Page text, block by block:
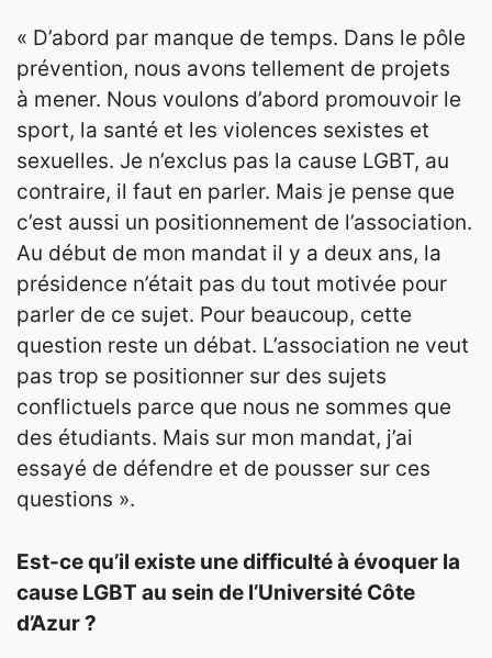
« D’abord par manque de temps. Dans le pôle
prévention, nous avons tellement de projets
à mener. Nous voulons d’abord promouvoir le
sport, la santé et les violences sexistes et
sexuelles. Je n’exclus pas la cause LGBT, au
contraire, il faut en parler. Mais je pense que
c’est aussi un positionnement de l’association.
Au début de mon mandat il y a deux ans, la
présidence n’était pas du tout motivée pour
parler de ce sujet. Pour beaucoup, cette
question reste un débat. L’association ne veut
pas trop se positionner sur des sujets
conflictuels parce que nous ne sommes que
des étudiants. Mais sur mon mandat, j’ai
essayé de défendre et de pousser sur ces
questions ».
Est-ce qu’il existe une difficulté à évoquer la
cause LGBT au sein de l’Université Côte
d’Azur ?